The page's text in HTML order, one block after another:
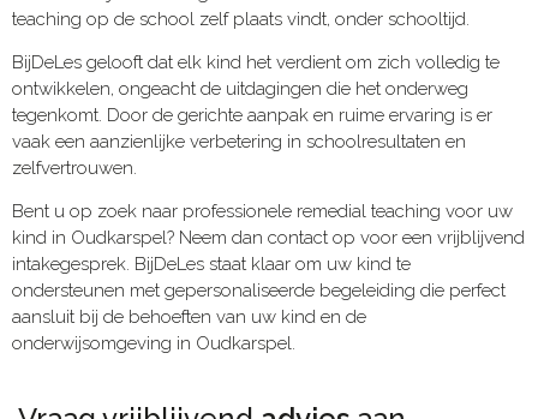
teaching op de school zelf plaats vindt, onder schooltijd.
BijDeLes gelooft dat elk kind het verdient om zich volledig te
ontwikkelen, ongeacht de uitdagingen die het onderweg
tegenkomt. Door de gerichte aanpak en ruime ervaring is er
vaak een aanzienlijke verbetering in schoolresultaten en
zelfvertrouwen.
Bent u op zoek naar professionele remedial teaching voor uw
kind in Oudkarspel? Neem dan contact op voor een vrijblijvend
intakegesprek. BijDeLes staat klaar om uw kind te
ondersteunen met gepersonaliseerde begeleiding die perfect
aansluit bij de behoeften van uw kind en de
onderwijsomgeving in Oudkarspel.